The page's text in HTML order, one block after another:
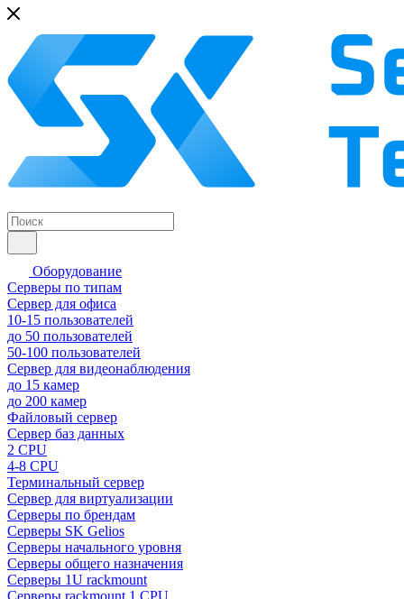
Оборудование
Серверы по типам
Сервер для офиса
10-15 пользователей
до 50 пользователей
50-100 пользователей
Сервер для видеонаблюдения
до 15 камер
до 200 камер
Файловый сервер
Сервер баз данных
2 CPU
4-8 CPU
Терминальный сервер
Сервер для виртуализации
Серверы по брендам
Серверы SK Gelios
Серверы начального уровня
Серверы общего назначения
Серверы 1U rackmount
Серверы rackmount 1 CPU